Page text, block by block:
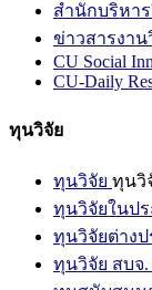
สำนักบริหา
ข่าวสารงา
CU Social
CU-Daily
ทุนวิจัย
ทุนวิจัย ทุนวิ
ทุนวิจัยในปร
ทุนวิจัยต่างป
ทุนวิจัย สบจ.